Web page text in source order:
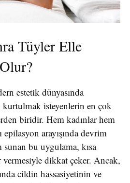
Tüyler Elle
estetik dünyasında
kurtulmak isteyenlerin en çok
biridir. Hem kadınlar hem
arayışında devrim
bu uygulama, kısa
dikkat çeker. Ancak,
cildin hassasiyetinin ve